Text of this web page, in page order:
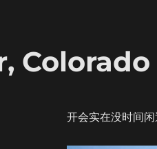
Colorado
开会实在没时间